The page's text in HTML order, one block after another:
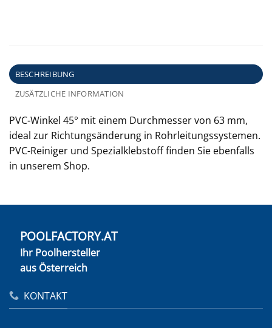
BESCHREIBUNG
ZUSÄTZLICHE INFORMATION
PVC-Winkel 45° mit einem Durchmesser von 63 mm,
ideal zur Richtungsänderung in Rohrleitungssystemen.
PVC-Reiniger und Spezialklebstoff finden Sie ebenfalls
in unserem Shop.
POOLFACTORY.AT
Ihr Poolhersteller
aus Österreich
KONTAKT